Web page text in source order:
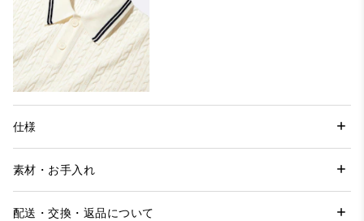
仕様
素材・お手入れ
配送・交換・返品について